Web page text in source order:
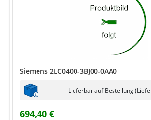
Siemens 2LC0400-3BJ00-0AA0
Lieferbar auf Bestellung
694,40 €